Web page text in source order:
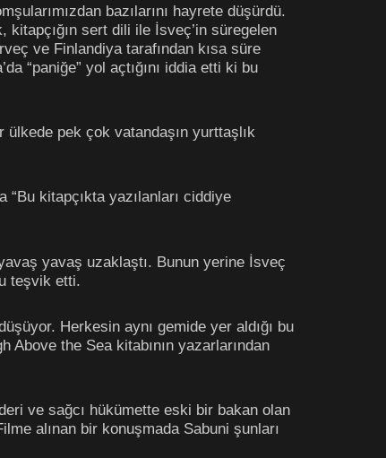
bazılarını hayrete düşürdü.
sert dili ile İsveç’in süregelen
ve Finlandiya tarafından kısa süre
“paniğe” yol açtığını iddia etti ki bu
pek çok vatandaşın yurttaşlık
kitapçıkta yazılanları ciddiye
yavaş uzaklaştı. Bunun yerine İsveç
teşvik etti.
Herkesin aynı gemide yer aldığı bu
the Sea kitabının yazarlarından
ve sağcı hükümette eski bir bakan olan
alınan bir konuşmada Sabuni şunları